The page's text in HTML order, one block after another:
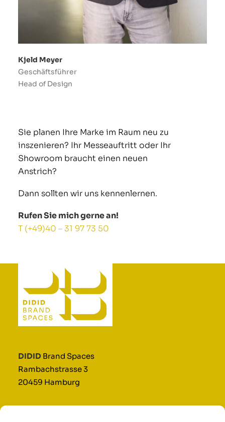
Kjeld Meyer
Geschäftsführer
Head of Design
Sie planen Ihre Marke im Raum neu zu
inszenieren? Ihr Messeauftritt oder Ihr
Showroom braucht einen neuen
Anstrich?
Dann sollten wir uns kennenlernen.
Rufen Sie mich gerne an!
T (+49)40 – 31 97 73 50
DIDID Brand Spaces
Rambachstrasse 3
20459 Hamburg